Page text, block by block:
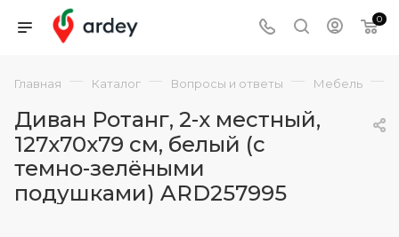
0
Главная — Каталог — Вопросы и ответы — Мебель —
Диван Ротанг, 2-х местный,
127x70x79 см, белый (с
темно-зелёными
подушками) ARD257995